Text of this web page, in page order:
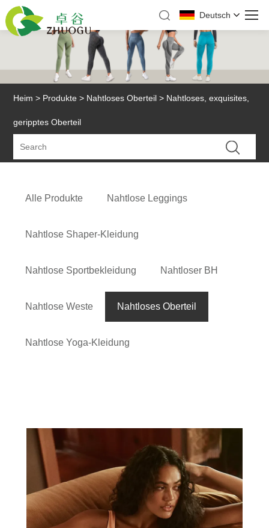
Deutsch
Heim > Produkte > Nahtloses Oberteil > Nahtloses, exquisites,
geripptes Oberteil
Alle Produkte Nahtlose Leggings
Nahtlose Shaper-Kleidung
Nahtlose Sportbekleidung Nahtloser BH
Nahtlose Weste Nahtloses Oberteil
Nahtlose Yoga-Kleidung